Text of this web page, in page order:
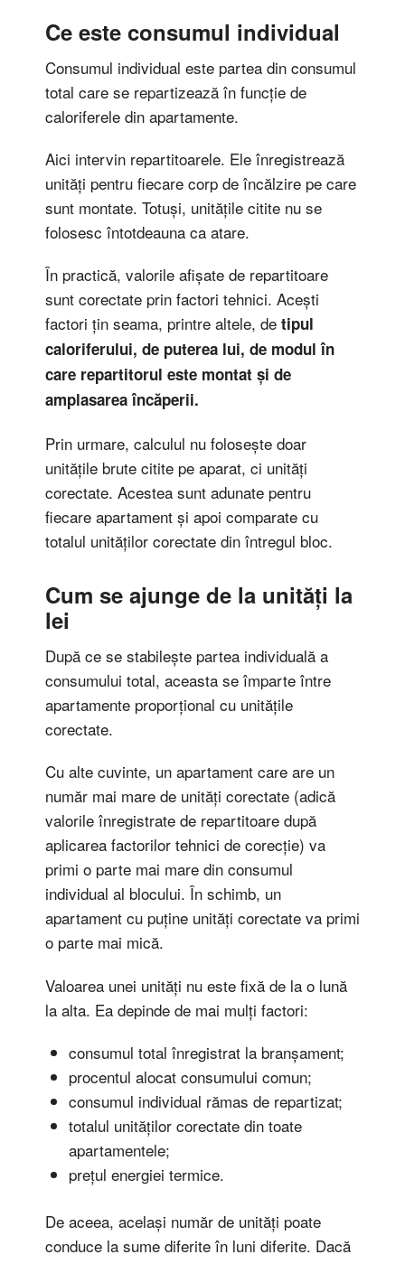
Ce este consumul individual
Consumul individual este partea din consumul
total care se repartizează în funcție de
caloriferele din apartamente.
Aici intervin repartitoarele. Ele înregistrează
unități pentru fiecare corp de încălzire pe care
sunt montate. Totuși, unitățile citite nu se
folosesc întotdeauna ca atare.
În practică, valorile afișate de repartitoare
sunt corectate prin factori tehnici. Acești
factori țin seama, printre altele, de tipul
caloriferului, de puterea lui, de modul în
care repartitorul este montat și de
amplasarea încăperii.
Prin urmare, calculul nu folosește doar
unitățile brute citite pe aparat, ci unități
corectate. Acestea sunt adunate pentru
fiecare apartament și apoi comparate cu
totalul unităților corectate din întregul bloc.
Cum se ajunge de la unități la
lei
După ce se stabilește partea individuală a
consumului total, aceasta se împarte între
apartamente proporțional cu unitățile
corectate.
Cu alte cuvinte, un apartament care are un
număr mai mare de unități corectate (adică
valorile înregistrate de repartitoare după
aplicarea factorilor tehnici de corecție) va
primi o parte mai mare din consumul
individual al blocului. În schimb, un
apartament cu puține unități corectate va primi
o parte mai mică.
Valoarea unei unități nu este fixă de la o lună
la alta. Ea depinde de mai mulți factori:
consumul total înregistrat la branșament;
procentul alocat consumului comun;
consumul individual rămas de repartizat;
totalul unităților corectate din toate
apartamentele;
prețul energiei termice.
De aceea, același număr de unități poate
conduce la sume diferite în luni diferite. Dacă